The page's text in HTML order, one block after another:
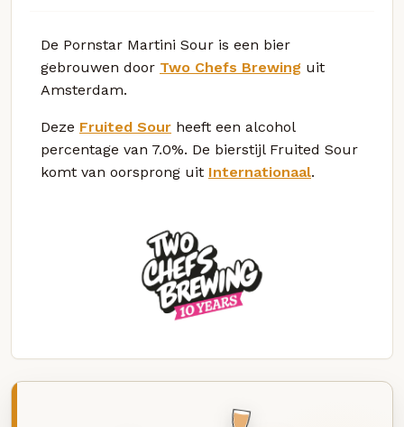
De Pornstar Martini Sour is een bier
gebrouwen door Two Chefs Brewing uit
Amsterdam.
Deze Fruited Sour heeft een alcohol
percentage van 7.0%. De bierstijl Fruited Sour
komt van oorsprong uit Internationaal.